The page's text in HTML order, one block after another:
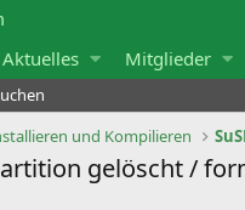
Aktuelles Mitglieder
und Kompilieren
gelöscht /